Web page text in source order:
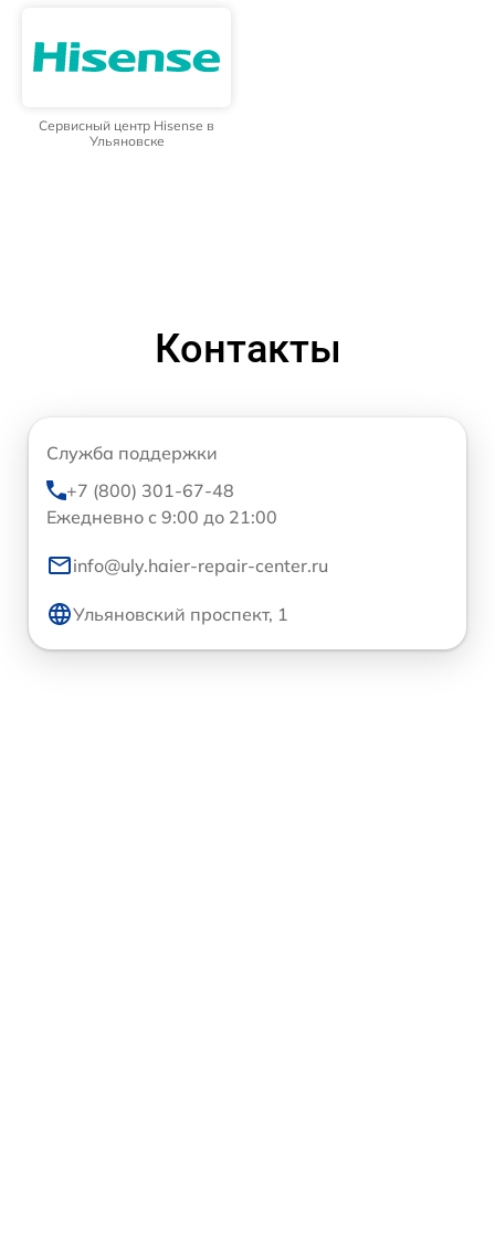
Сервисный центр Hisense в
Ульяновске
Контакты
Служба поддержки
+7 (800) 301-67-48
Ежедневно с 9:00 до 21:00
info@uly.haier-repair-center.ru
Ульяновский проспект, 1